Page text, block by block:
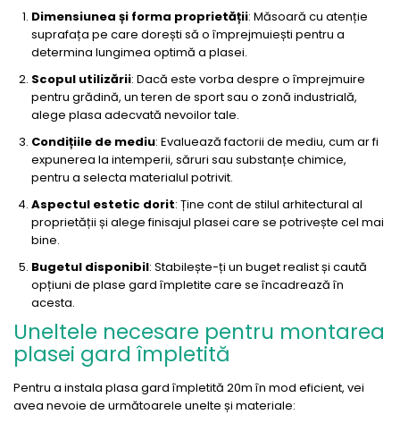
Dimensiunea și forma proprietății: Măsoară cu atenție
suprafața pe care dorești să o împrejmuiești pentru a
determina lungimea optimă a plasei.
Scopul utilizării: Dacă este vorba despre o împrejmuire
pentru grădină, un teren de sport sau o zonă industrială,
alege plasa adecvată nevoilor tale.
Condițiile de mediu: Evaluează factorii de mediu, cum ar fi
expunerea la intemperii, săruri sau substanțe chimice,
pentru a selecta materialul potrivit.
Aspectul estetic dorit: Ține cont de stilul arhitectural al
proprietății și alege finisajul plasei care se potrivește cel mai
bine.
Bugetul disponibil: Stabilește-ți un buget realist și caută
opțiuni de plase gard împletite care se încadrează în
acesta.
Uneltele necesare pentru montarea
plasei gard împletită
Pentru a instala plasa gard împletită 20m în mod eficient, vei
avea nevoie de următoarele unelte și materiale: